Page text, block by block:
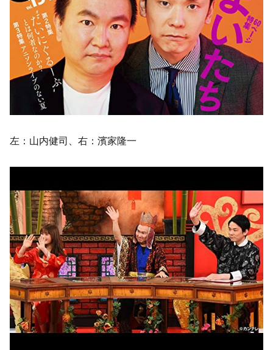
左：山内健司、右：濱家隆一